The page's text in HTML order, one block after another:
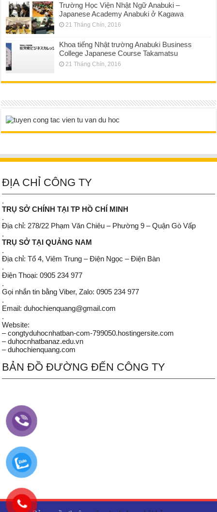
Trường Học Viện Nhật Ngữ Anabuki –
Japanese Academy Anabuki ở Kagawa
21 Tháng Chín, 2016
Khoa tiếng Nhật trường Anabuki Business
College Japanese Course Takamatsu
21 Tháng Chín, 2016
ĐỊA CHỈ CÔNG TY
.
TRỤ SỞ CHÍNH TẠI TP HỒ CHÍ MINH
.
Địa chỉ: 278/22 Phạm Văn Chiêu – Phường 9 – Quận Gò Vấp
.
TRỤ SỞ TẠI QUẢNG NAM
.
Địa chỉ: Tổ 4, Viêm Trung – Điện Ngọc – Điện Bàn
.
Điện Thoại: 0905 234 977
.
Gọi nhắn tin bằng Viber, Zalo: 0905 234 977
.
Email: duhochienquang@gmail.com
.
Website:
– congtyduhocnhatban-com-799050.hostingersite.com
– duhocnhatbanaz.edu.vn
– duhochienquang.com
BẢN ĐỒ ĐƯỜNG ĐẾN CÔNG TY